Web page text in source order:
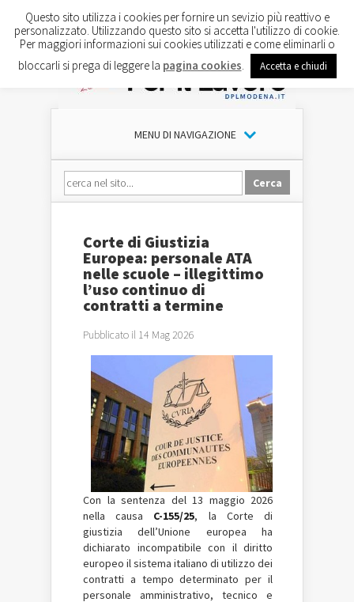
MENU DI NAVIGAZIONE
Corte di Giustizia
Europea: personale ATA
nelle scuole – illegittimo
l’uso continuo di
contratti a termine
Pubblicato il 14 Mag 2026
Con la sentenza del 13 maggio 2026
nella causa C-155/25, la Corte di
giustizia dell’Unione europea ha
dichiarato incompatibile con il diritto
europeo il sistema italiano di utilizzo dei
contratti a tempo determinato per il
personale amministrativo, tecnico e
Questo sito utilizza i cookies per fornire un sevizio più reattivo e
personalizzato. Utilizzando questo sito si accetta l'utilizzo di cookie.
Per maggiori informazioni sui cookies utilizzati e come eliminarli o
bloccarli si prega di leggere la pagina cookies Accetta e chiudi